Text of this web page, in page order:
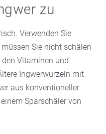
zu
Verwenden Sie
Sie nicht schälen
Vitaminen und
Ingwerwurzeln mit
aus konventioneller
Sparschäler von